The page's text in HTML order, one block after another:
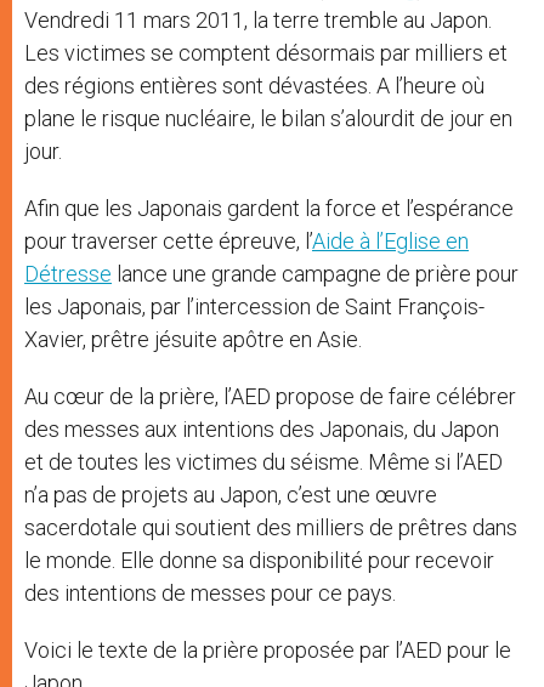
Vendredi 11 mars 2011, la terre tremble au Japon.
Les victimes se comptent désormais par milliers et
des régions entières sont dévastées. A l’heure où
plane le risque nucléaire, le bilan s’alourdit de jour en
jour.
Afin que les Japonais gardent la force et l’espérance
pour traverser cette épreuve, l’Aide à l’Eglise en
Détresse lance une grande campagne de prière pour
les Japonais, par l’intercession de Saint François-
Xavier, prêtre jésuite apôtre en Asie.
Au cœur de la prière, l’AED propose de faire célébrer
des messes aux intentions des Japonais, du Japon
et de toutes les victimes du séisme. Même si l’AED
n’a pas de projets au Japon, c’est une œuvre
sacerdotale qui soutient des milliers de prêtres dans
le monde. Elle donne sa disponibilité pour recevoir
des intentions de messes pour ce pays.
Voici le texte de la prière proposée par l’AED pour le